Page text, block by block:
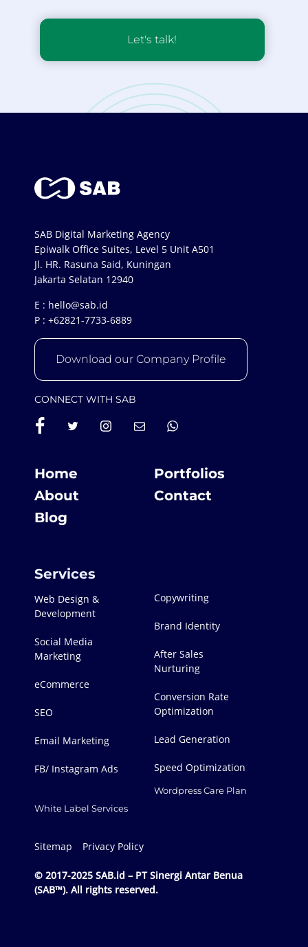
Let's talk!
SAB Digital Marketing Agency
Epiwalk Office Suites, Level 5 Unit A501
Jl. HR. Rasuna Said, Kuningan
Jakarta Selatan 12940
E : hello@sab.id
P : +62821-7733-6889
Download our Company Profile
CONNECT WITH SAB
Home
Portfolios
About
Contact
Blog
Services
Web Design &
Development
Social Media
Marketing
eCommerce
SEO
Email Marketing
FB/ Instagram Ads
White Label Services
Copywriting
Brand Identity
After Sales
Nurturing
Conversion Rate
Optimization
Lead Generation
Speed Optimization
Wordpress Care Plan
Sitemap Privacy Policy
© 2017-2025 SAB.id – PT Sinergi Antar Benua
(SAB™). All rights reserved.